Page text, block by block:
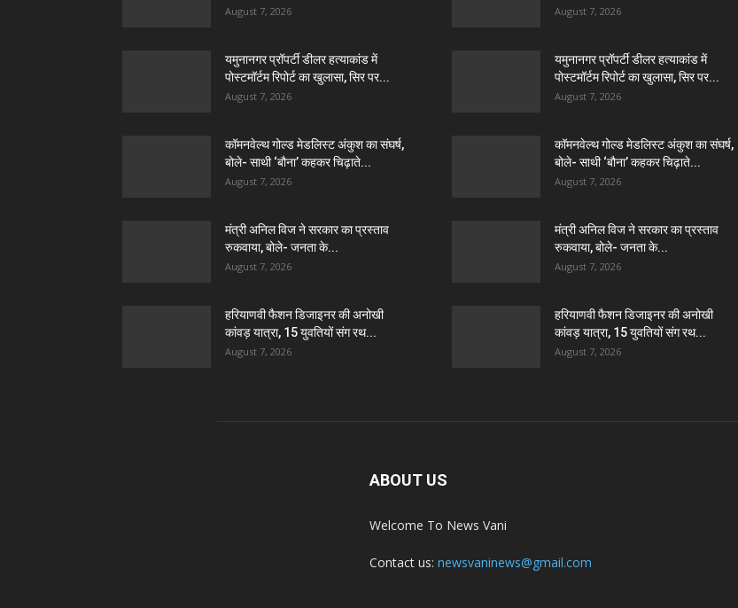
August 7, 2026
यमुनानगर प्रॉपर्टी डीलर हत्याकांड में
पोस्टमॉर्टम रिपोर्ट का खुलासा, सिर पर...
August 7, 2026
कॉमनवेल्थ गोल्ड मेडलिस्ट अंकुश का संघर्ष,
बोले- साथी ‘बौना’ कहकर चिढ़ाते...
August 7, 2026
मंत्री अनिल विज ने सरकार का प्रस्ताव
रुकवाया, बोले- जनता के...
August 7, 2026
हरियाणवी फैशन डिजाइनर की अनोखी
कांवड़ यात्रा, 15 युवतियों संग रथ...
August 7, 2026
August 7, 2026
यमुनानगर प्रॉपर्टी डीलर हत्याकांड में
पोस्टमॉर्टम रिपोर्ट का खुलासा, सिर पर...
August 7, 2026
कॉमनवेल्थ गोल्ड मेडलिस्ट अंकुश का संघर्ष,
बोले- साथी ‘बौना’ कहकर चिढ़ाते...
August 7, 2026
मंत्री अनिल विज ने सरकार का प्रस्ताव
रुकवाया, बोले- जनता के...
August 7, 2026
हरियाणवी फैशन डिजाइनर की अनोखी
कांवड़ यात्रा, 15 युवतियों संग रथ...
August 7, 2026
ABOUT US
Welcome To News Vani
Contact us: newsvaninews@gmail.com